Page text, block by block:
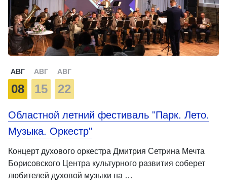
АВГ
08
АВГ
15
АВГ
22
Областной летний фестиваль "Парк. Лето.
Музыка. Оркестр"
Концерт духового оркестра Дмитрия Сетрина Мечта
Борисовского Центра культурного развития соберет
любителей духовой музыки на …